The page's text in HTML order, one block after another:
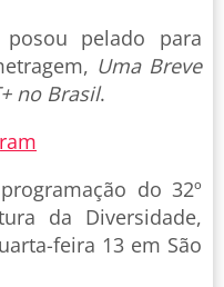
posou pelado para
Uma Breve
no Brasil.
do 32º
da Diversidade,
feira 13 em São